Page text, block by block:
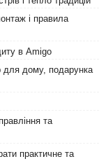
і правила
в Amigo
для дому, подарунка
та
практичне та